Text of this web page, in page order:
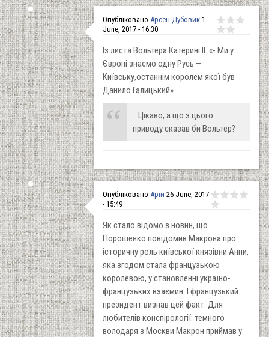
Опубліковано Арсен Дубовик 1
June, 2017 - 16:30
Із листа Вольтера Катерині ІІ: «- Ми у
Європі знаємо одну Русь —
Київську,останнім королем якої був
Данило Галицький».
...Цікаво, а що з цього
приводу сказав би Вольтер?
Опубліковано Арій 26 June, 2017
- 15:49
Як стало відомо з новин, що
Порошенко повідомив Макрона про
історичну роль київської князівни Анни,
яка згодом стала французькою
королевою, у становленні україно-
французьких взаємин. І французький
президент визнав цей факт. Для
любителів конспірології: темного
володаря з Москви Макрон приймав у